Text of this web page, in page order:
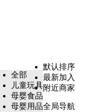
全部
儿童玩具
母婴食品
母婴用品
默认排序
最新加入
附近商家
全局导航